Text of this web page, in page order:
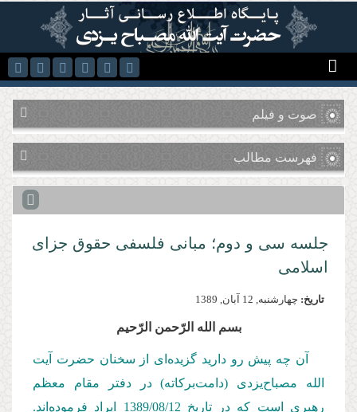
رفتن به محتوای اصلی
صوت و فیلم
فهرست مطالب
جلسه سی و دوم؛ مبانی فلسفی حقوق جزای
اسلامی
تاریخ: چهارشنبه, 12 آبان, 1389
بسم‌ الله‌ الرّحمن‌ الرّحیم
آن چه پیش رو دارید گزیده‌ای از سخنان حضرت آیت
‌الله مصباح‌یزدی (دامت‌بركاته) در دفتر مقام معظم
رهبری است كه در تاریخ 1389/08/12
ایراد فرموده‌اند.